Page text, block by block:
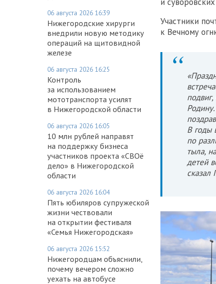
06 августа 2026 16:39
Нижегородские хирурги
внедрили новую методику
операций на щитовидной
железе
06 августа 2026 16:25
Контроль
за использованием
мототранспорта усилят
в Нижегородской области
06 августа 2026 16:05
10 млн рублей направят
на поддержку бизнеса
участников проекта «СВОё
дело» в Нижегородской
области
06 августа 2026 16:04
Пять юбиляров супружеской
жизни чествовали
на открытии фестиваля
«Семья Нижегородская»
06 августа 2026 15:52
Нижегородцам объяснили,
почему вечером сложно
уехать на автобусе
Участники
к Вечному
В годы
по
тыла,
детей
сказал